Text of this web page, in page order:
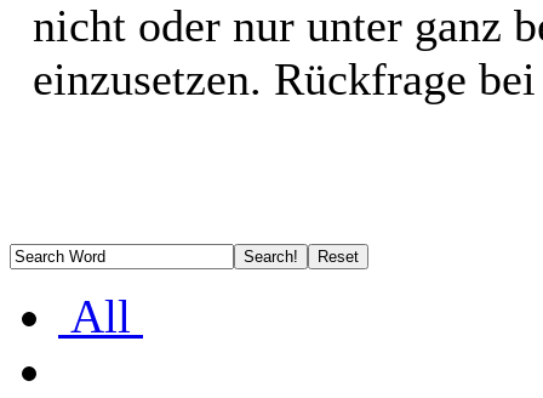
nicht oder nur unter ganz
einzusetzen. Rückfrage
All